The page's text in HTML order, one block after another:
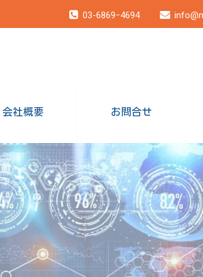
03-6869ｰ4694
会社概要 お問合せ